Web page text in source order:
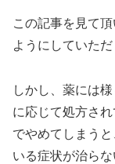
この記事を見て
ようにしていた
しかし、薬には
に応じて処方さ
でやめてしまう
いる症状が治らな